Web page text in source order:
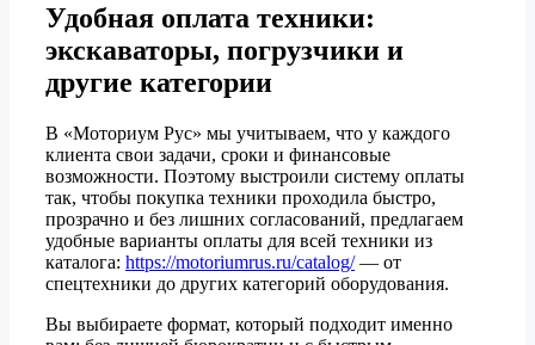
Удобная оплата техники:
экскаваторы, погрузчики и
другие категории
В «Моториум Рус» мы учитываем, что у каждого
клиента свои задачи, сроки и финансовые
возможности. Поэтому выстроили систему оплаты
так, чтобы покупка техники проходила быстро,
прозрачно и без лишних согласований, предлагаем
удобные варианты оплаты для всей техники из
каталога: https://motoriumrus.ru/catalog/— от
спецтехники до других категорий оборудования.
Вы выбираете формат, который подходит именно